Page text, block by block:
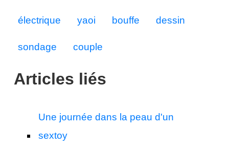
électrique yaoi bouffe dessin
sondage couple
Articles liés
Une journée dans la peau d'un
sextoy